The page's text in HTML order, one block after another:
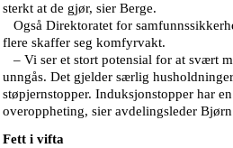
sterkt at de gjør, sier Berge.
Også Direktoratet for
flere skaffer seg komfyrvakt.
– Vi ser et stort potensial for at svært
unngås. Det gjelder særlig
støpjernstopper. Induksjonstopper har
overoppheting, sier avdelingsleder
Fett i vifta